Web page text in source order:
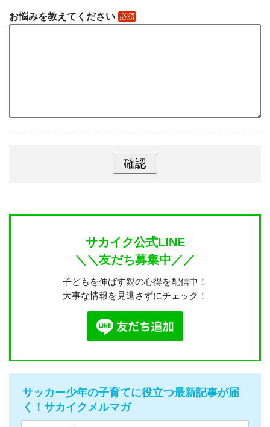
お悩みを教えてください 必須
サカイク公式LINE
＼＼友だち募集中／／
子どもを伸ばす親の心得を配信中！
大事な情報を見逃さずにチェック！
サッカー少年の子育てに役立つ最新記事が届
く！サカイクメルマガ